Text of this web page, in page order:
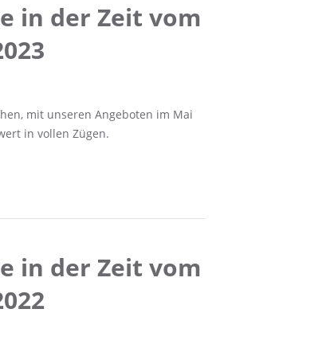
in der Zeit vom
mit unseren Angeboten im Mai
in vollen Zügen.
in der Zeit vom